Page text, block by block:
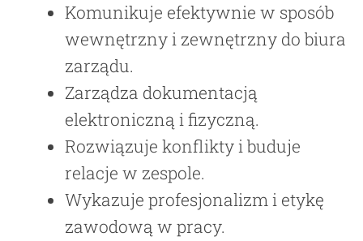
Komunikuje efektywnie w sposób
wewnętrzny i zewnętrzny do biura
zarządu.
Zarządza dokumentacją
elektroniczną i fizyczną.
Rozwiązuje konflikty i buduje
relacje w zespole.
Wykazuje profesjonalizm i etykę
zawodową w pracy.